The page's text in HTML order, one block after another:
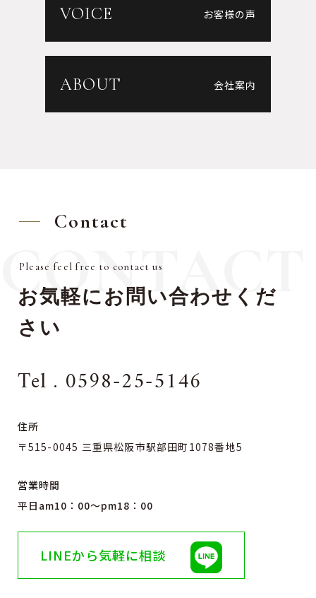
VOICE お客様の声
ABOUT 会社案内
Contact
CONTACT
Please feel free to contact us
お気軽にお問い合わせくだ
さい
Tel . 0598-25-5146
住所
〒515-0045 三重県松阪市駅部田町1078番地5
営業時間
平日am10：00〜pm18：00
LINEから気軽に相談